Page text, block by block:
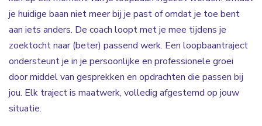
je huidige baan niet meer bij je past of omdat je toe bent
aan iets anders. De coach loopt met je mee tijdens je
zoektocht naar (beter) passend werk. Een loopbaantraject
ondersteunt je in je persoonlijke en professionele groei
door middel van gesprekken en opdrachten die passen bij
jou. Elk traject is maatwerk, volledig afgestemd op jouw
situatie.